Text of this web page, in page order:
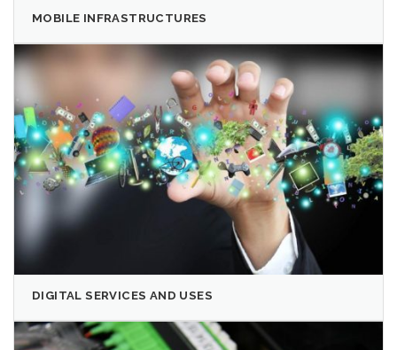
MOBILE INFRASTRUCTURES
DIGITAL SERVICES AND USES